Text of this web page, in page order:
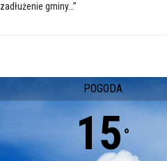
zadłużenie gminy…”
POGODA
15 °